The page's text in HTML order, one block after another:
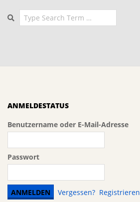
Search
ANMELDESTATUS
Benutzername oder E-Mail-Adresse
Passwort
Vergessen? Registrieren